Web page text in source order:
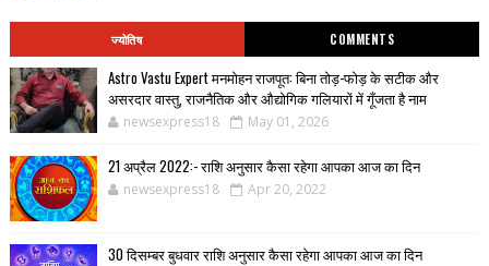
ज्योतिष COMMENTS
Astro Vastu Expert मनमोहन राजपूत: बिना तोड़-फोड़ के सटीक और
असरदार वास्तु, राजनैतिक और औद्योगिक गलियारों में गूँजता है नाम
newsexpress18 May 01, 2026
21 अप्रैल 2022:- राशि अनुसार कैसा रहेगा आपका आज का दिन
newsexpress18 Apr 20, 2022
30 दिसम्बर बुधवार राशि अनुसार कैसा रहेगा आपका आज का दिन